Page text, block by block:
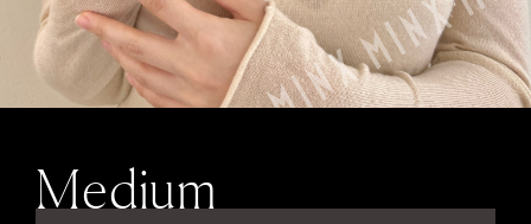
Medium